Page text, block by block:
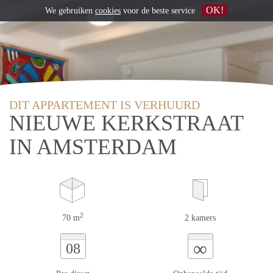
DIT APPARTEMENT IS VERHUURD
NIEUWE KERKSTRAAT
IN AMSTERDAM
70 m2 2 kamers
08 ∞
We gebruiken cookies voor de beste service OK!